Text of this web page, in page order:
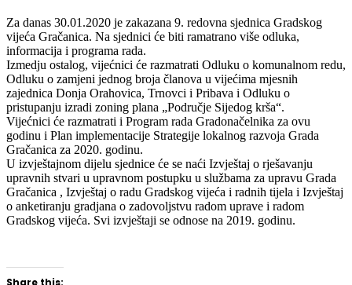
Za danas 30.01.2020 je zakazana 9. redovna sjednica Gradskog
vijeća Gračanica. Na sjednici će biti ramatrano više odluka,
informacija i programa rada.
Izmedju ostalog, vijećnici će razmatrati Odluku o komunalnom redu,
Odluku o zamjeni jednog broja članova u vijećima mjesnih
zajednica Donja Orahovica, Trnovci i Pribava i Odluku o
pristupanju izradi zoning plana „Područje Sijedog krša“.
Vijećnici će razmatrati i Program rada Gradonačelnika za ovu
godinu i Plan implementacije Strategije lokalnog razvoja Grada
Gračanica za 2020. godinu.
U izvještajnom dijelu sjednice će se naći Izvještaj o rješavanju
upravnih stvari u upravnom postupku u službama za upravu Grada
Gračanica , Izvještaj o radu Gradskog vijeća i radnih tijela i Izvještaj
o anketiranju gradjana o zadovoljstvu radom uprave i radom
Gradskog vijeća. Svi izvještaji se odnose na 2019. godinu.